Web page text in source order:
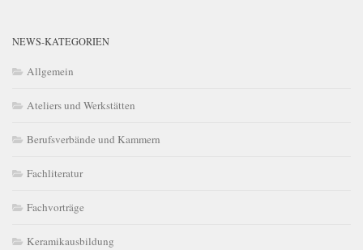
NEWS-KATEGORIEN
Allgemein
Ateliers und Werkstätten
Berufsverbände und Kammern
Fachliteratur
Fachvorträge
Keramikausbildung